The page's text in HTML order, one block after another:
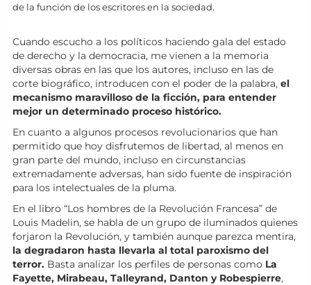
de la función de los escritores en la sociedad.
Cuando escucho a los políticos haciendo gala del estado
de derecho y la democracia, me vienen a la memoria
diversas obras en las que los autores, incluso en las de
corte biográfico, introducen con el poder de la palabra, el
mecanismo maravilloso de la ficción, para entender
mejor un determinado proceso histórico.
En cuanto a algunos procesos revolucionarios que han
permitido que hoy disfrutemos de libertad, al menos en
gran parte del mundo, incluso en circunstancias
extremadamente adversas, han sido fuente de inspiración
para los intelectuales de la pluma.
En el libro “Los hombres de la Revolución Francesa” de
Louis Madelin, se habla de un grupo de iluminados quienes
forjaron la Revolución, y también aunque parezca mentira,
la degradaron hasta llevarla al total paroxismo del
terror. Basta analizar los perfiles de personas como La
Fayette, Mirabeau, Talleyrand, Danton y Robespierre,